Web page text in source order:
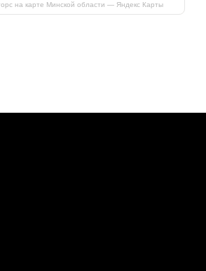
на карте Минской области — Яндекс Карты